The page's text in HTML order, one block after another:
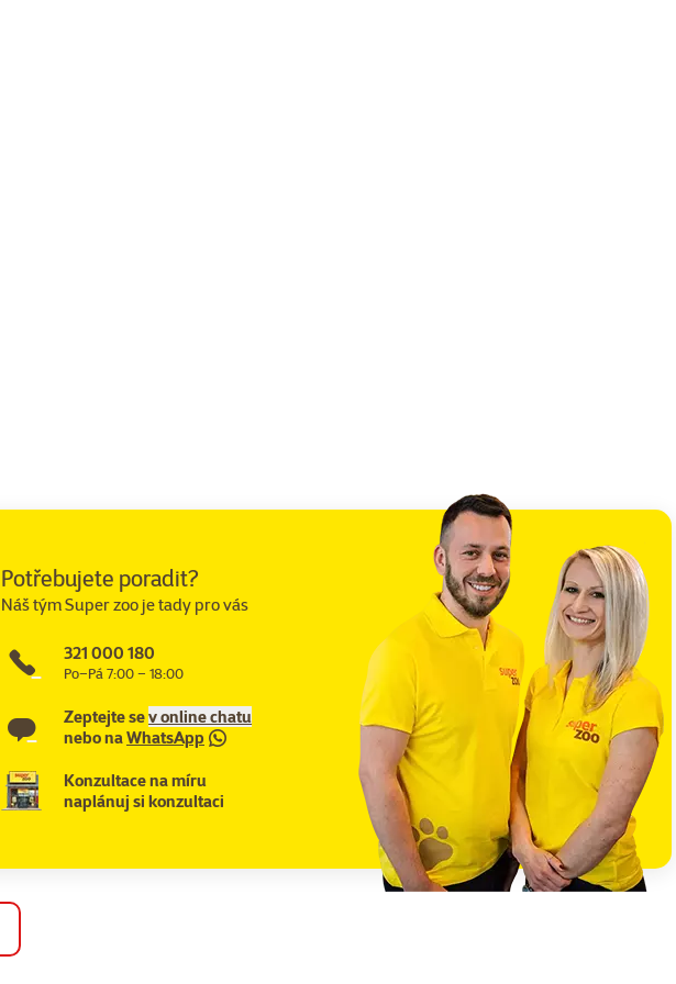
Potřebujete poradit?
Náš tým Super zoo je tady pro vás
321 000 180
Po–Pá 7:00 – 18:00
Zeptejte sev online chatu
nebo naWhatsApp
Konzultace na míru
naplánuj si konzultaci